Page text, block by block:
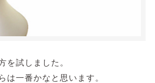
を試しました。
は一番かなと思います。